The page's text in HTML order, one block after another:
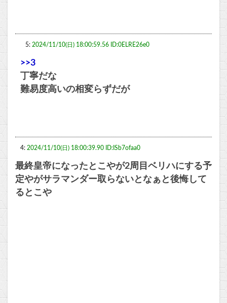
5: 2024/11/10(日) 18:00:59.56 ID:0ELRE26e0
>>3
丁寧だな
難易度高いの相変らずだが
4: 2024/11/10(日) 18:00:39.90 ID:ISb7ofaa0
最終皇帝になったとこやが2周目ベリハにする予
定やがサラマンダー取らないとなぁと後悔して
るとこや